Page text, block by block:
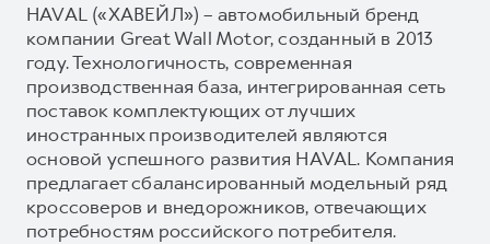
HAVAL («ХАВЕЙЛ») – автомобильный бренд
компании Great Wall Motor, созданный в 2013
году. Технологичность, современная
производственная база, интегрированная сеть
поставок комплектующих от лучших
иностранных производителей являются
основой успешного развития HAVAL. Компания
предлагает сбалансированный модельный ряд
кроссоверов и внедорожников, отвечающих
потребностям российского потребителя.